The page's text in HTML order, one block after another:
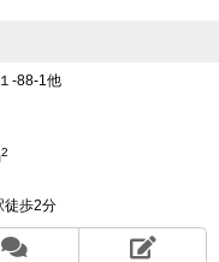
巡り合うタイミング
と出会えたと思っ
-88-1他
2
徒歩2分